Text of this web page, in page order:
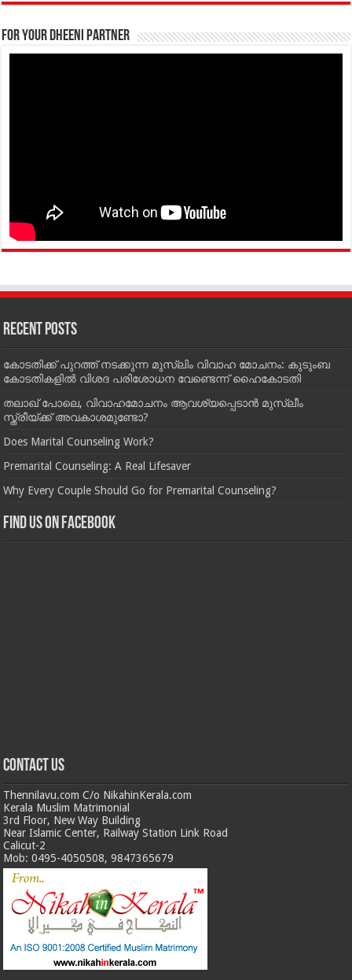
For your Dheeni Partner
Recent Posts
കോടതിക്ക് പുറത്ത് നടക്കുന്ന മുസ്‌ലിം വിവാഹ മോചനം: കുടുംബ
കോടതികളില്‍ വിശദ പരിശോധന വേണ്ടെന്ന് ഹൈകോടതി
തലാഖ് പോലെ, വിവാഹമോചനം ആവശ്യപ്പെടാൻ മുസ്ലീം
സ്ത്രീയ്ക്ക് അവകാശമുണ്ടോ?
Does Marital Counseling Work?
Premarital Counseling: A Real Lifesaver
Why Every Couple Should Go for Premarital Counseling?
Find us on Facebook
Contact us
Thennilavu.com C/o NikahinKerala.com
Kerala Muslim Matrimonial
3rd Floor, New Way Building
Near Islamic Center, Railway Station Link Road
Calicut-2
Mob: 0495-4050508, 9847365679